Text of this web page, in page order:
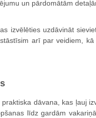
un pārdomātām
izvēlēties uzdāvināt
arī par veidiem,
dāvana, kas ļauj
līdz gardām